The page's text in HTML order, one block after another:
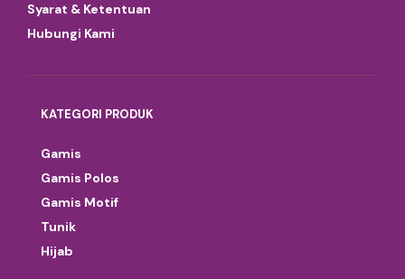
Syarat & Ketentuan
Hubungi Kami
KATEGORI PRODUK
Gamis
Gamis Polos
Gamis Motif
Tunik
Hijab